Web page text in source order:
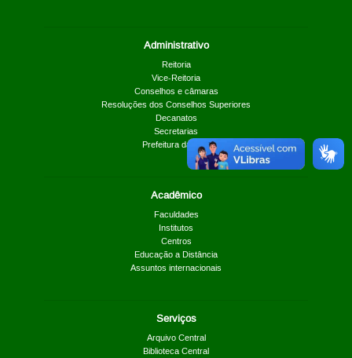
Administrativo
Reitoria
Vice-Reitoria
Conselhos e câmaras
Resoluções dos Conselhos Superiores
Decanatos
Secretarias
Prefeitura da UnB
Acadêmico
Faculdades
Institutos
Centros
Educação a Distância
Assuntos internacionais
Serviços
Arquivo Central
Biblioteca Central